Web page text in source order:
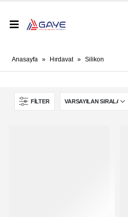
Anasayfa » Hırdavat » Silikon
FILTER